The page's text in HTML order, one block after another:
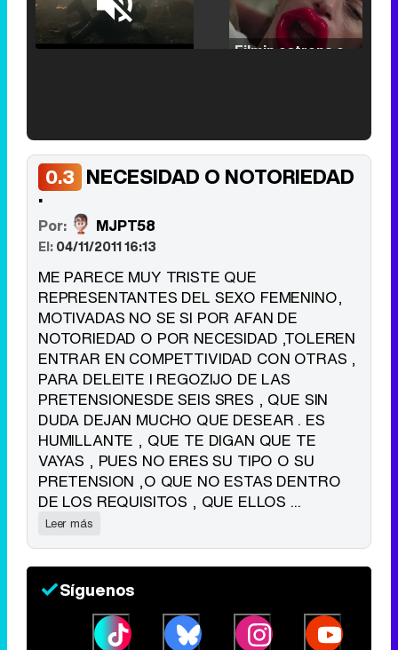
/
Loaded:
25.30%
'120 Minutos' celebra sus 2.000 programas en Telemadrid con un vídeo del día a día en la redacción
Tráiler en catalán de 'Ravalear', la nueva serie de HBO Max sobre los fondos buitre
0.3 NECESIDAD O NOTORIEDAD
.
Por: MJPT58
El:04/11/2011 16:13
ME PARECE MUY TRISTE QUE
REPRESENTANTES DEL SEXO FEMENINO,
MOTIVADAS NO SE SI POR AFAN DE
NOTORIEDAD O POR NECESIDAD ,TOLEREN
ENTRAR EN COMPETTIVIDAD CON OTRAS ,
PARA DELEITE I REGOZIJO DE LAS
PRETENSIONESDE SEIS SRES , QUE SIN
DUDA DEJAN MUCHO QUE DESEAR . ES
HUMILLANTE , QUE TE DIGAN QUE TE
VAYAS , PUES NO ERES SU TIPO O SU
PRETENSION ,O QUE NO ESTAS DENTRO
DE LOS REQUISITOS , QUE ELLOS ...
Leer más
Síguenos